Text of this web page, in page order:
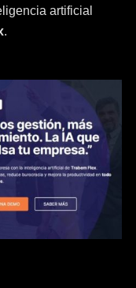
artificial
.